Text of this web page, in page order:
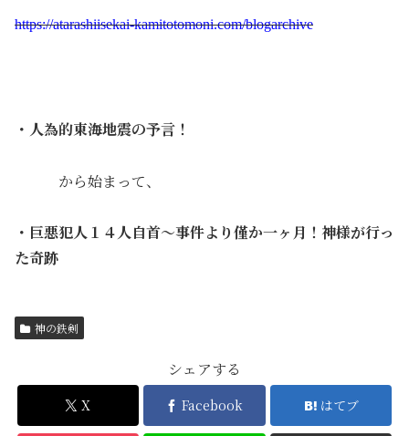
https://atarashiisekai-kamitotomoni.com/blogarchive
・人為的東海地震の予言！
から始まって、
・巨悪犯人１４人自首～事件より僅か一ヶ月！神様が行っ
た奇跡
神の鉄剣
シェアする
X Facebook はてブ